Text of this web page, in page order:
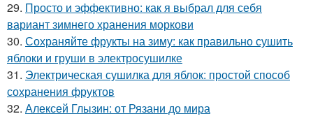
29. Просто и эффективно: как я выбрал для себя
вариант зимнего хранения моркови
30. Сохраняйте фрукты на зиму: как правильно сушить
яблоки и груши в электросушилке
31. Электрическая сушилка для яблок: простой способ
сохранения фруктов
32. Алексей Глызин: от Рязани до мира